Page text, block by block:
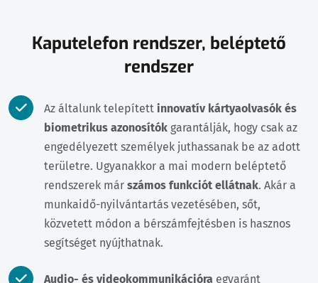
Kaputelefon rendszer, beléptető
rendszer
Az általunk telepített innovatív kártyaolvasók és
biometrikus azonosítók garantálják, hogy csak az
engedélyezett személyek juthassanak be az adott
területre. Ugyanakkor a mai modern beléptető
rendszerek már számos funkciót ellátnak. Akár a
munkaidő-nyilvántartás vezetésében, sőt,
közvetett módon a bérszámfejtésben is hasznos
segítséget nyújthatnak.
Audio- és videokommunikációra egyaránt